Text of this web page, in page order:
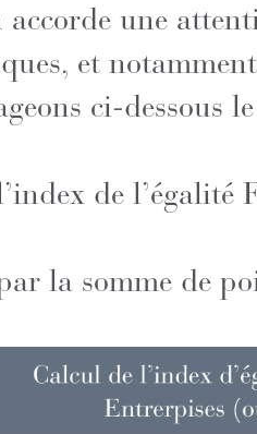
une
et
ci-dessous
de
la somme de